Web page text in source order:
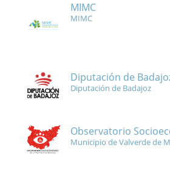
MIMC
MIMC
Diputación de
Diputación de Badajoz
Observatorio
Municipio de Valverde de